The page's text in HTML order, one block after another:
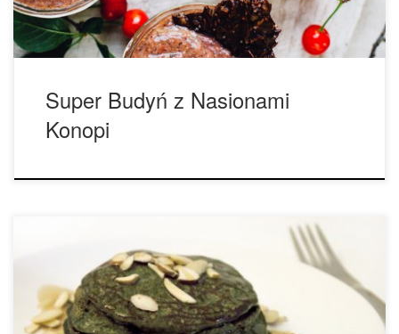
Super Budyń z Nasionami
Konopi
Zapraszamy na Pyszny Przepis, Czyli Naleśniki z Dodatkiem
Nasion Konopi Składniki: – 1 szklanka łuskanych nasion
konopi, – 3 łyżki oleju konopnego, – 1 szklanka mąki